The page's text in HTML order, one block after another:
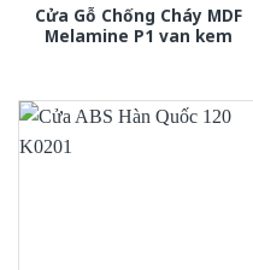
Cửa Gỗ Chống Cháy MDF
Melamine P1 van kem